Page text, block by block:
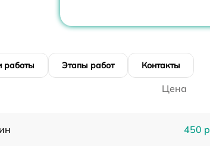
работы Этапы работ Контакты
Цена
450 р